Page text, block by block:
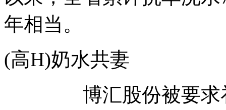
年相当。
(高H)奶水共妻
博汇股份被要求补